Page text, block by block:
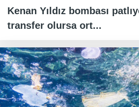
Kenan Yıldız bombası
transfer olursa ort...